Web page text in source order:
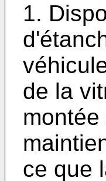
1.
de la
ce que